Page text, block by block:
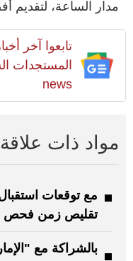
مدار الساعة، لتقديم
تابعوا آخر
news
مواد ذات علاقة
تقليص زمن فحص
بالشراكة مع